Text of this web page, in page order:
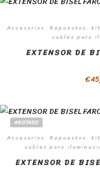
Accesorios. Repuestos.
cables para
EXTENSOR DE
€
AGOTADO
Accesorios. Repuestos.
cables para
EXTENSOR DE